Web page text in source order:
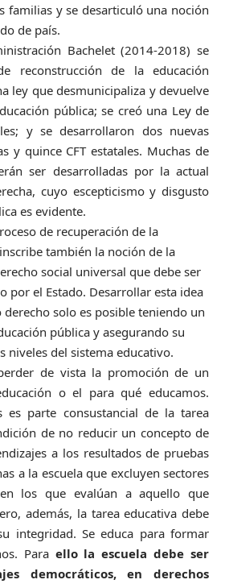
familias y se desarticuló una noción
de país.
Bachelet (2014-2018) se
reconstrucción de la educación
ley que desmunicipaliza y devuelve
pública; se creó una Ley de
y se desarrollaron dos nuevas
y quince CFT estatales. Muchas de
ser desarrolladas por la actual
cuyo escepticismo y disgusto
es evidente.
de recuperación de la
también la noción de la
social universal que debe ser
por el Estado. Desarrollar esta idea
solo es posible teniendo un
pública y asegurando su
niveles del sistema educativo.
de vista la promoción de un
o el para qué educamos.
es parte consustancial de la tarea
de no reducir un concepto de
a los resultados de pruebas
a la escuela que excluyen sectores
los que evalúan a aquello que
además, la tarea educativa debe
integridad. Se educa para formar
Para ello la escuela debe ser
democráticos, en derechos